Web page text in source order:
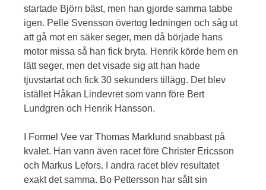
startade Björn bäst, men han gjorde samma tabbe
igen. Pelle Svensson övertog ledningen och såg ut
att gå mot en säker seger, men då började hans
motor missa så han fick bryta. Henrik körde hem en
lätt seger, men det visade sig att han hade
tjuvstartat och fick 30 sekunders tillägg. Det blev
istället Håkan Lindevret som vann före Bert
Lundgren och Henrik Hansson.
I Formel Vee var Thomas Marklund snabbast på
kvalet. Han vann även racet före Christer Ericsson
och Markus Lefors. I andra racet blev resultatet
exakt det samma. Bo Pettersson har sålt sin